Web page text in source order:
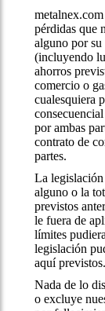
pérdidas que
alguno por su
(incluyendo
ahorros
comercio o
cualesquiera
por ambas
contrato de
partes.
La
alguno o la
previstos
le fuera de
límites
legislación
aquí previstos.
Nada de lo
o excluye